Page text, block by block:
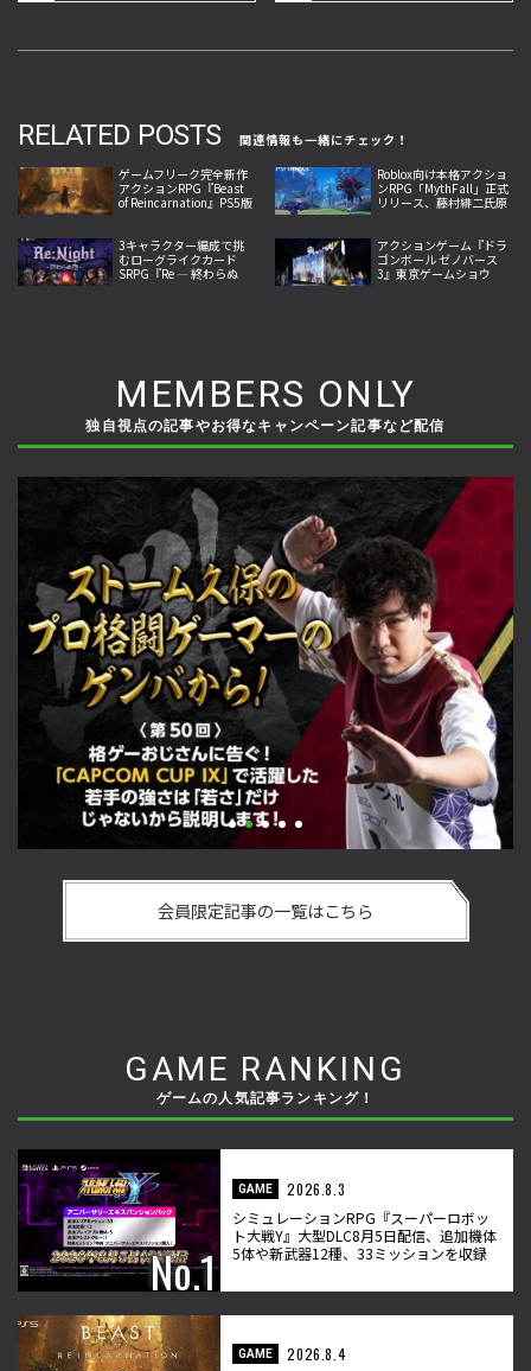
RELATED POSTS
関連情報も一緒にチェック！
ゲームフリーク完全新作
アクションRPG『Beast
of Reincarnation』PS5版
Roblox向け本格アクショ
ンRPG「MythFall」正式
リリース、藤村緋二氏原
3キャラクター編成で挑
むローグライクカード
SRPG『Re ― 終わらぬ
アクションゲーム『ドラ
ゴンボール ゼノバース
3』東京ゲームショウ
MEMBERS ONLY
独自視点の記事やお得なキャンペーン記事など配信
ーのゲンバから！ 第50回】
悟を決めたカワノ選手
格闘ゲーマーのゲンバ
会員限定記事の一覧はこちら
GAME RANKING
ゲームの人気記事ランキング！
GAME
2026.8.3
シミュレーションRPG『スーパーロボッ
ト大戦Y』大型DLC8月5日配信、追加機体
5体や新武器12種、33ミッションを収録
GAME
2026.8.4